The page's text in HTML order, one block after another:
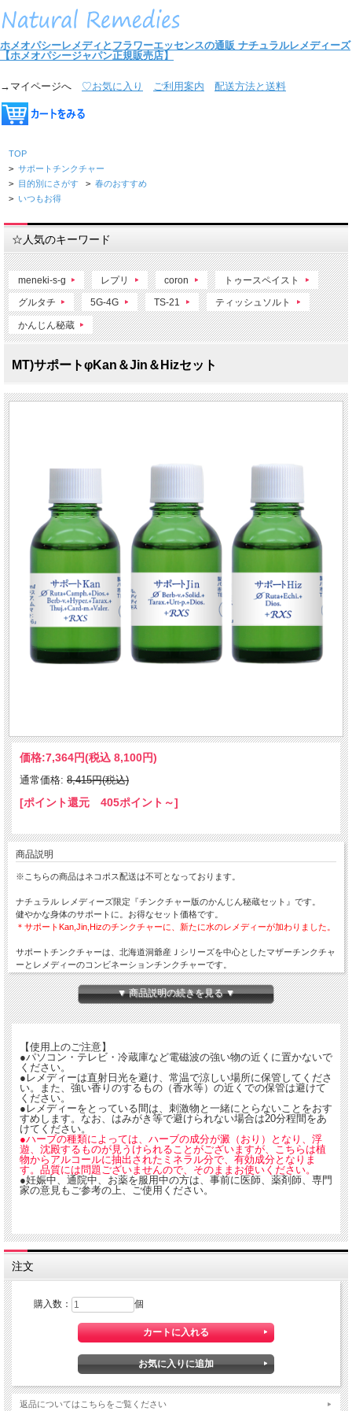
ホメオパシーレメディとフラワーエッセンスの通販 ナチュラルレメディーズ
【ホメオパシージャパン正規販売店】
→マイページへ ♡お気に入り ご利用案内 配送方法と送料
TOP
> サポートチンクチャー
> 目的別にさがす > 春のおすすめ
> いつもお得
☆人気のキーワード
meneki-s-g レプリ coron トゥースペイスト
グルタチ 5G-4G TS-21 ティッシュソルト
かんじん秘蔵
MT)サポートφKan＆Jin＆Hizセット
価格:7,364円(税込 8,100円)
通常価格: 8,415円(税込)
[ポイント還元 405ポイント～]
商品説明
※こちらの商品はネコポス配送は不可となっております。
ナチュラル レメディーズ限定『チンクチャー版のかんじん秘蔵セット』です。
健やかな身体のサポートに。お得なセット価格です。
＊サポートKan,Jin,Hizのチンクチャーに、新たに水のレメディーが加わりました。
サポートチンクチャーは、北海道洞爺産Ｊシリーズを中心としたマザーチンクチャ
ーとレメディーのコンビネーションチンクチャーです。
500ｍLのお水などの飲み物に約5～20滴を目安に入れておとりください。
水の量は、飲み切れる量(200mlなど）で問題ありません。
3本を同時期におとりになる場合は、それぞれのチンクチャーは時間を少し空け
●MT)サポートφKan
【原材料】醸造アルコール、ハーブエキス（ルータ、カンファー、ダイオスコリ
ア、バーバリスブルガーリス、ハイペリカム、タラクシカム、スーヤ、カーディア
スマリアナス、バレリアナ）
レメディー： Arg-n.、Bry.、Brom.、Calc-s.、Carb-v.、Caul.、Caust.、Lach.、
Lyc.、Nat-m.、Nit-ac.、Nux-m.、Petr.、Sep.、Sulph.など
水のレメディー：Atsut-w.、Eihei-w.、Hinum-w.、Isonok2-w.、Kojyo-w.、Myoke-
w.、Senjyog-w.
●MT)サポートφJin
【原材料】 醸造アルコール、ハーブエキス（バーバリスブルガーリス、エリジェ
ロン、ハマメリス、ルータ、ダイオスコリア、スーヤ、ソリディゴ）
●MT)サポートφHiz
【原材料】 醸造アルコール、ハーブエキス（スーヤ、バレリアナ、タラクシカ
ム、バーバスカム、ルータ、ダイオスコリア）
水のレメディー：Amenoiw-w.、Bonoor-w.、Daisen-w.、Hakka-s-w.、Hakkeng-
■アルコール分 Kan：49％ Jin：52％、Hiz：52％ スピリッツ
※この商品はお酒です。20歳以上の年齢であることを確認できない場合には酒類を
▼ 商品説明の続きを見る ▼
【使用上のご注意】
●パソコン・テレビ・冷蔵庫など電磁波の強い物の近くに置かないで
ください。
●レメディーは直射日光を避け、常温で涼しい場所に保管してくださ
い。また、強い香りのするもの（香水等）の近くでの保管は避けて
ください。
●レメディーをとっている間は、刺激物と一緒にとらないことをおす
すめします。なお、はみがき等で避けられない場合は20分程間をあ
けてください。
●ハーブの種類によっては、ハーブの成分が澱（おり）となり、浮
遊、沈殿するものが見うけられることがございますが、こちらは植
物からアルコールに抽出されたミネラル分で、有効成分となりま
す。品質には問題ございませんので、そのままお使いください。
●妊娠中、通院中、お薬を服用中の方は、事前に医師、薬剤師、専門
家の意見もご参考の上、ご使用ください。
注文
購入数： 個
返品についてはこちらをご覧ください